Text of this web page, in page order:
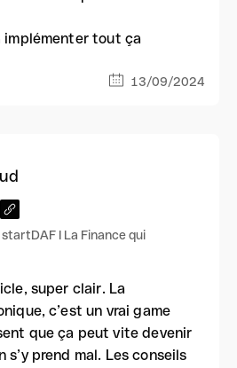
implémenter tout ça
13/09/2024
I La Finance qui
super clair. La
c’est un vrai game
que ça peut vite devenir
prend mal. Les conseils